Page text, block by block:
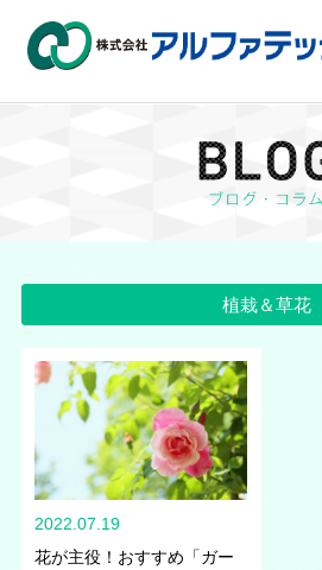
植栽＆草花
2022.07.19
花が主役！おすすめ「ガー